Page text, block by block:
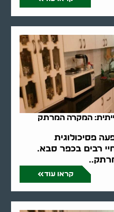
המקרה המרתק
פסיכולוגית
רבים בכפר סבא.
קראו עוד